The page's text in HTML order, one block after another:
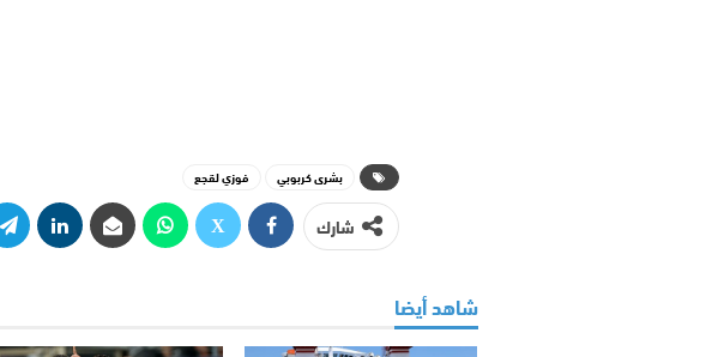
بشرى كربوبي فوزي لقجع
شارك
شاهد أيضا